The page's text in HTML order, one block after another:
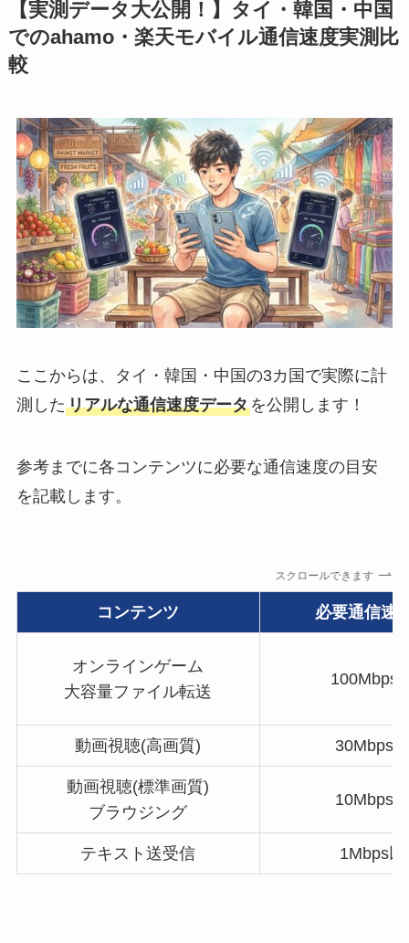
【実測データ大公開！】タイ・韓国・中国
でのahamo・楽天モバイル通信速度実測比
較
ここからは、タイ・韓国・中国の3カ国で実際に計
測したリアルな通信速度データを公開します！
参考までに各コンテンツに必要な通信速度の目安
を記載します。
スクロールできます
コンテンツ 必要通信速
オンラインゲーム
大容量ファイル転送
100Mbps
動画視聴(高画質) 30Mbps
動画視聴(標準画質)
ブラウジング
10Mbps
テキスト送受信 1Mbps以